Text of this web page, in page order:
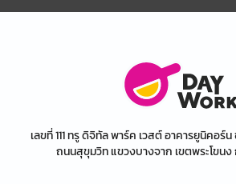
เลขที่ 111 ทรู ดิจิทัล พาร์ค เวสต์ อาคารยูนิคอร์
ถนนสุขุมวิท แขวงบางจาก เขตพระโขนง